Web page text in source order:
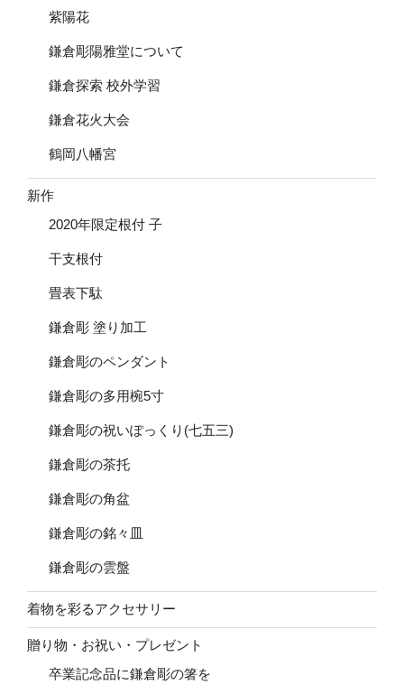
紫陽花
鎌倉彫陽雅堂について
鎌倉探索 校外学習
鎌倉花火大会
鶴岡八幡宮
新作
2020年限定根付 子
干支根付
畳表下駄
鎌倉彫 塗り加工
鎌倉彫のペンダント
鎌倉彫の多用椀5寸
鎌倉彫の祝いぽっくり(七五三)
鎌倉彫の茶托
鎌倉彫の角盆
鎌倉彫の銘々皿
鎌倉彫の雲盤
着物を彩るアクセサリー
贈り物・お祝い・プレゼント
卒業記念品に鎌倉彫の箸を